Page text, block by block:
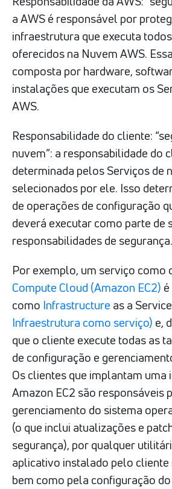
a AWS é responsável por
infraestrutura que executa
oferecidos na Nuvem AWS.
composta por hardware,
instalações que executam os
AWS.
Responsabilidade do cliente:
nuvem”: a responsabilidade do
determinada pelos Serviços de
selecionados por ele. Isso
de operações de configuração
deverá executar como parte de
responsabilidades de segurança.
Por exemplo, um serviço como
Compute Cloud (Amazon EC2)
como Infrastructure as a Service
Infraestrutura como serviço) e,
que o cliente execute todas as
de configuração e
Os clientes que implantam uma
Amazon EC2 são responsáveis
gerenciamento do sistema
(o que inclui atualizações e
segurança), por qualquer
aplicativo instalado pelo cliente
bem como pela configuração